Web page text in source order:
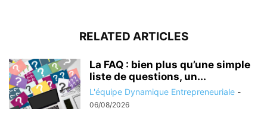
RELATED ARTICLES
La FAQ : bien plus qu’une simple
liste de questions, un...
L'équipe Dynamique Entrepreneuriale -
06/08/2026